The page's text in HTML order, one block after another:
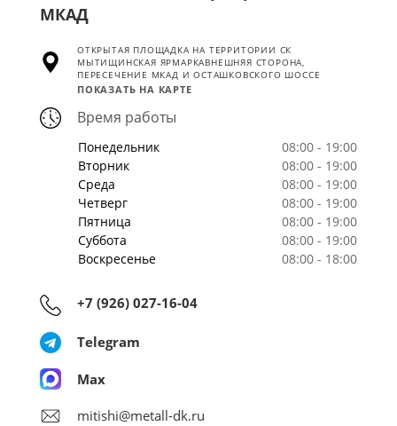
МКАД
ОТКРЫТАЯ ПЛОЩАДКА НА ТЕРРИТОРИИ СК
МЫТИЩИНСКАЯ ЯРМАРКАВНЕШНЯЯ СТОРОНА,
ПЕРЕСЕЧЕНИЕ МКАД И ОСТАШКОВСКОГО ШОССЕ
ПОКАЗАТЬ НА КАРТЕ
Время работы
Понедельник
08:00 - 19:00
Вторник
08:00 - 19:00
Среда
08:00 - 19:00
Четверг
08:00 - 19:00
Пятница
08:00 - 19:00
Суббота
08:00 - 19:00
Воскресенье
08:00 - 18:00
+7 (926) 027-16-04
Telegram
Max
mitishi@metall-dk.ru